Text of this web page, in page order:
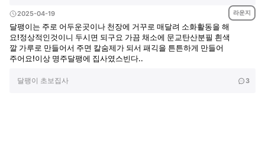
2025-04-19 라운지
달팽이는 주로 어두운곳이나 천장에 거꾸로 매달려 소화활동을 해
요!정상적인것이니 두시면 되구요 가끔 채소에 문교탄산분필 흰색
깔 가루로 만들어서 주면 칼숨제가 되서 패긱을 튼튼하게 만들어
주어요!이상 명주달팽에 집사였스빈다..
달팽이 초보집사 3